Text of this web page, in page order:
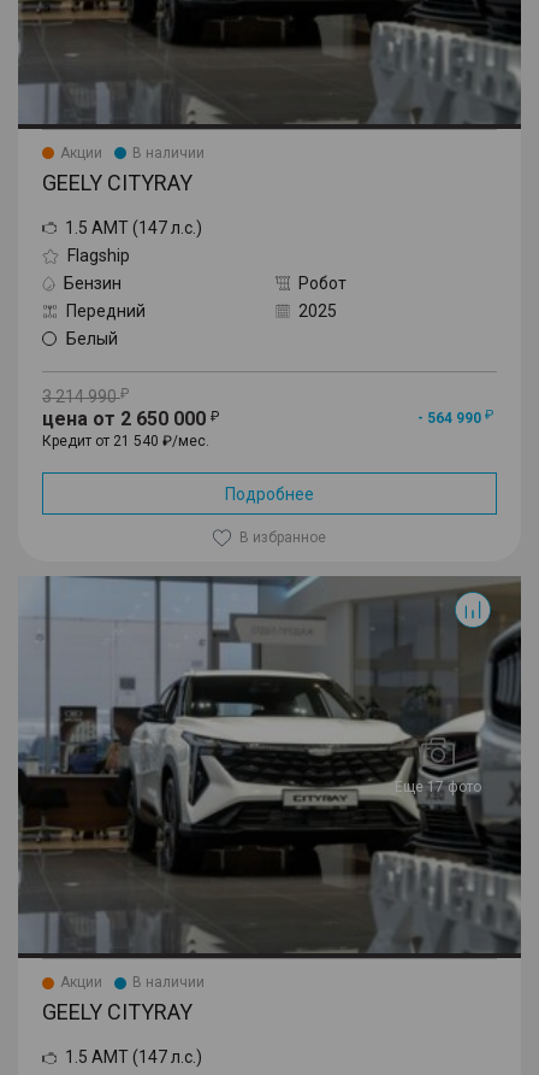
Акции В наличии
GEELY CITYRAY
1.5 AMT (147 л.с.)
Flagship
Бензин
Робот
Передний
2025
Белый
3 214 990
цена от 2 650 000
- 564 990
Кредит от 21 540 ₽/мес.
Подробнее
В избранное
Еще 17 фото
Акции В наличии
GEELY CITYRAY
1.5 AMT (147 л.с.)